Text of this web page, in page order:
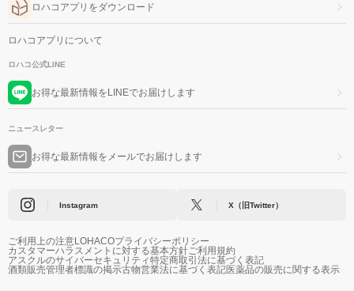
ロハコアプリをダウンロード
ロハコアプリについて
ロハコ公式LINE
お得な最新情報をLINEでお届けします
ニュースレター
お得な最新情報をメールでお届けします
Instagram X（旧Twitter）
ご利用上の注意LOHACOプライバシーポリシー
カスタマーハラスメントに対する基本方針ご利用規約
アスクルのサイバーセキュリティ特定商取引法に基づく表記
酒類販売管理者標識の掲示古物営業法に基づく表記医薬品の販売に関する表示